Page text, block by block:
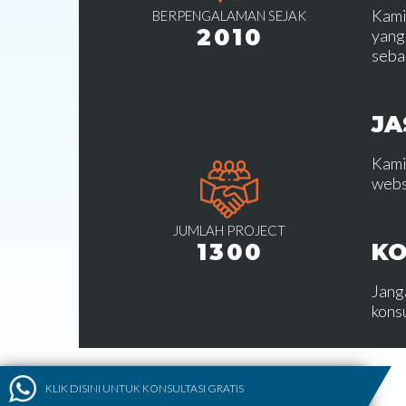
BERPENGALAMAN SEJAK
2010
JUMLAH PROJECT
1300
KLIK DISINI UNTUK KONSULTASI GRATIS